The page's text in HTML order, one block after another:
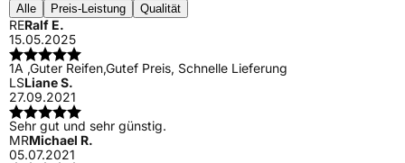
Alle Preis-Leistung Qualität
RERalf E.
15.05.2025
1A ,Guter Reifen,Gutef Preis, Schnelle Lieferung
LSLiane S.
27.09.2021
Sehr gut und sehr günstig.
MRMichael R.
05.07.2021